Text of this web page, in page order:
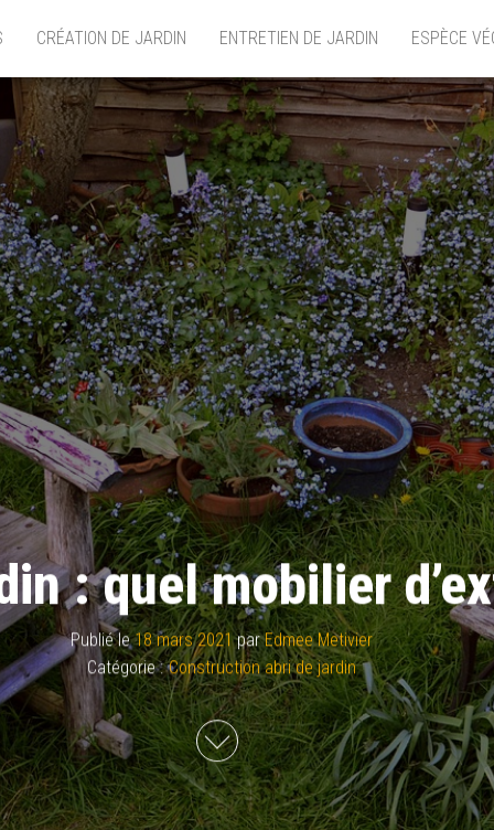
CRÉATION DE JARDIN ENTRETIEN DE JARDIN ESPÈCE
: quel mobilier
Publié le18 mars 2021parEdmee Metivier
Catégorie : Construction abri de jardin